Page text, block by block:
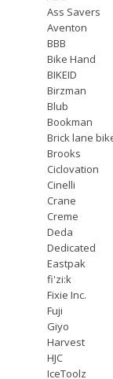
Ass Savers
Aventon
BBB
Bike Hand
BIKEID
Birzman
Blub
Bookman
Brick lane
Brooks
Ciclovation
Cinelli
Crane
Creme
Deda
Dedicated
Eastpak
fi'zi:k
Fixie Inc.
Fuji
Giyo
Harvest
HJC
IceToolz